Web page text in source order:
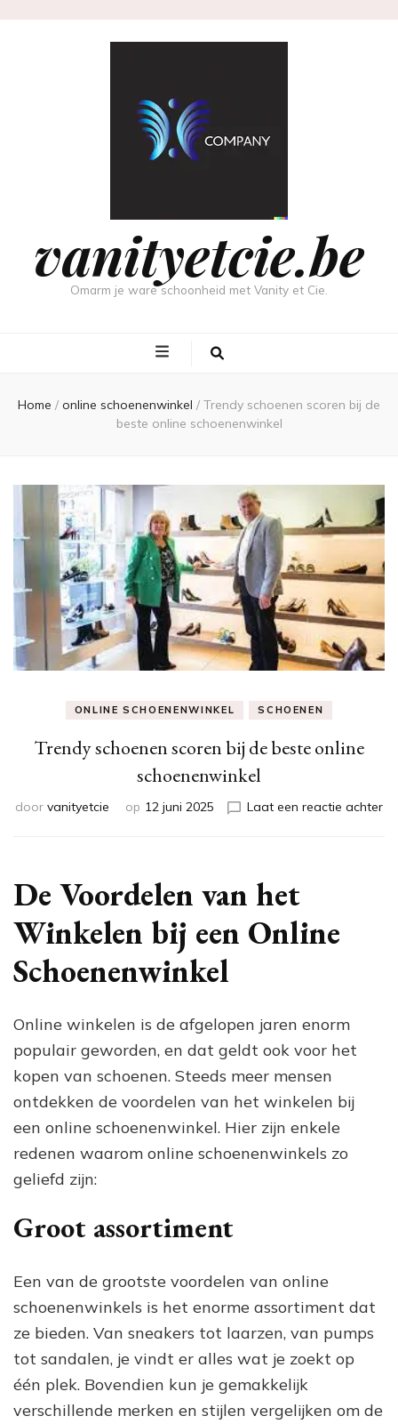
vanityetcie.be
Omarm je ware schoonheid met Vanity et Cie.
Home / online schoenenwinkel / Trendy schoenen scoren bij de
beste online schoenenwinkel
ONLINE SCHOENENWINKEL SCHOENEN
Trendy schoenen scoren bij de beste online
schoenenwinkel
door vanityetcie op 12 juni 2025 Laat een reactie achterop
De Voordelen van het
Winkelen bij een Online
Schoenenwinkel
Online winkelen is de afgelopen jaren enorm
populair geworden, en dat geldt ook voor het
kopen van schoenen. Steeds meer mensen
ontdekken de voordelen van het winkelen bij
een online schoenenwinkel. Hier zijn enkele
redenen waarom online schoenenwinkels zo
geliefd zijn:
Groot assortiment
Een van de grootste voordelen van online
schoenenwinkels is het enorme assortiment dat
ze bieden. Van sneakers tot laarzen, van pumps
tot sandalen, je vindt er alles wat je zoekt op
één plek. Bovendien kun je gemakkelijk
verschillende merken en stijlen vergelijken om de